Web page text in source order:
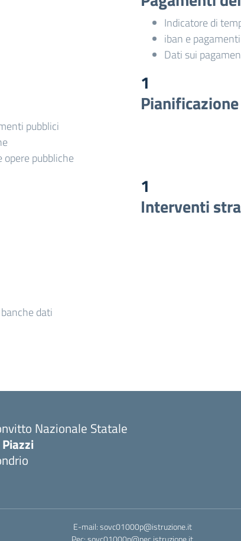
Indicatore di
iban e
Dati sui
pubblici
opere pubbliche
1
1
Interventi
dati
Nazionale Statale
Piazzi
E-mail: sovc01000p@istruzione.it